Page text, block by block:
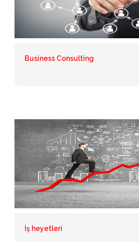
Business Consulting
İş heyetleri